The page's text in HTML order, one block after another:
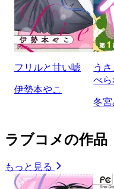
フリルと甘い嘘
伊勢本やこ
う
べ
冬
ラブコメの作品
もっと見る